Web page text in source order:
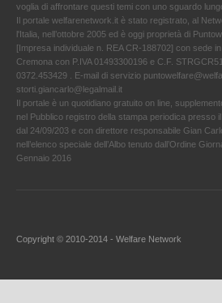
voglia di affrontare questi temi con uno sguardo
Il portale welfarenetwork.it è stato registrato, al
l'Italia, nell’ottobre 2005 ed è oggi proprietà di
[Impresa individuale n. REA CR-188702] con sede
Cremona con P.IVA 01493300196 e C.F.
0372.453429 . E-mail di servizio
storti.giancarlo@legalmail.it
Il portale è un quotidiano gratuito on line,
nel Pubblico registro della stampa periodica presso
dal 24/09/203 e con direttore responsabile Gian
nell’elenco speciale dell’Albo tenuto dall’Ordine
Gennaio 2016
Copyright © 2010-2014 - Welfare Network